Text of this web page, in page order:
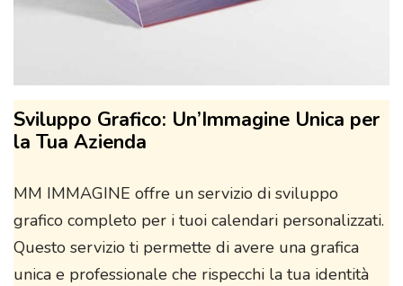
Sviluppo Grafico: Un’Immagine Unica per
la Tua Azienda
MM IMMAGINE offre un servizio di sviluppo
grafico completo per i tuoi calendari personalizzati.
Questo servizio ti permette di avere una grafica
unica e professionale che rispecchi la tua identità